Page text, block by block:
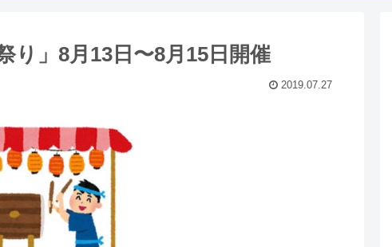
り」8月13日〜8月15日開催
2019.07.27